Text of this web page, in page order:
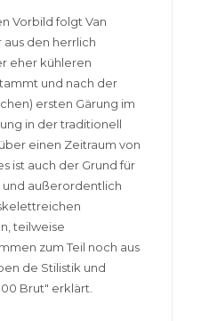
Vorbild folgt Van
aus den herrlich
eher kühleren
und nach der
ersten Gärung im
in der traditionell
einen Zeitraum von
ist auch der Grund für
und außerordentlich
teilweise
zum Teil noch aus
de Stilistik und
Brut" erklärt.